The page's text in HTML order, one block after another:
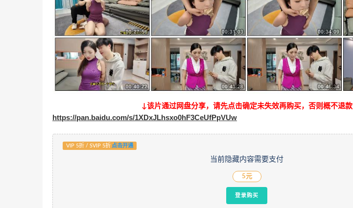
↓该片通过网盘分享，请先点击确定未失效再购买，否则概不退款
https://pan.baidu.com/s/1XDxJLhsxo0hF3CeUfPpVUw
VIP 5折 / SVIP 5折 点击开通
当前隐藏内容需要支付
5元
登录购买